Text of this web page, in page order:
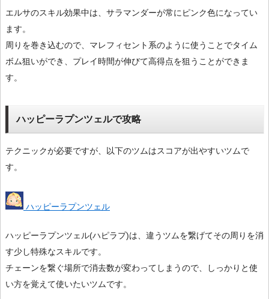
エルサのスキル効果中は、サラマンダーが常にピンク色になってい
ます。
周りを巻き込むので、マレフィセント系のように使うことでタイム
ボム狙いができ、プレイ時間が伸びて高得点を狙うことができま
す。
ハッピーラプンツェルで攻略
テクニックが必要ですが、以下のツムはスコアが出やすいツムで
す。
ハッピーラプンツェル
ハッピーラプンツェル(ハピラプ)は、違うツムを繋げてその周りを消
す少し特殊なスキルです。
チェーンを繋ぐ場所で消去数が変わってしまうので、しっかりと使
い方を覚えて使いたいツムです。